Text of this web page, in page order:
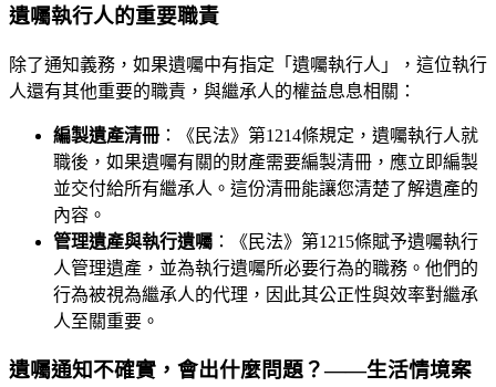
遺囑執行人的重要職責
除了通知義務，如果遺囑中有指定「遺囑執行人」，這位執行
人還有其他重要的職責，與繼承人的權益息息相關：
編製遺產清冊 ：《民法》第1214條規定，遺囑執行人就
職後，如果遺囑有關的財產需要編製清冊，應立即編製
並交付給所有繼承人。這份清冊能讓您清楚了解遺產的
內容。
管理遺產與執行遺囑 ：《民法》第1215條賦予遺囑執行
人管理遺產，並為執行遺囑所必要行為的職務。他們的
行為被視為繼承人的代理，因此其公正性與效率對繼承
人至關重要。
遺囑通知不確實，會出什麼問題？——生活情境案